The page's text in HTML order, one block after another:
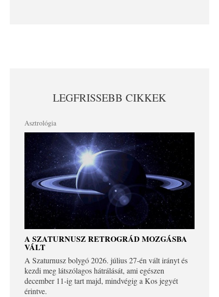
LEGFRISSEBB CIKKEK
Asztrológia
A SZATURNUSZ RETROGRÁD MOZGÁSBA
VÁLT
A Szaturnusz bolygó 2026. július 27-én vált irányt és
kezdi meg látszólagos hátrálását, ami egészen
december 11-ig tart majd, mindvégig a Kos jegyét
érintve.